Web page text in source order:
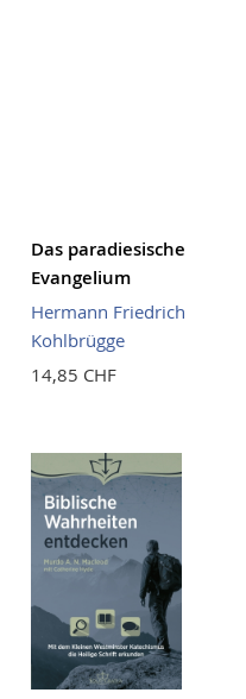
Das paradiesische
Evangelium
Hermann Friedrich
Kohlbrügge
14,85 CHF